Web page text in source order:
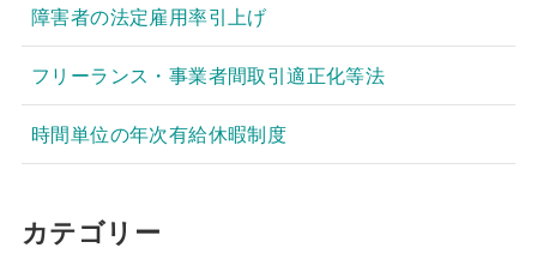
障害者の法定雇用率引上げ
フリーランス・事業者間取引適正化等法
時間単位の年次有給休暇制度
カテゴリー